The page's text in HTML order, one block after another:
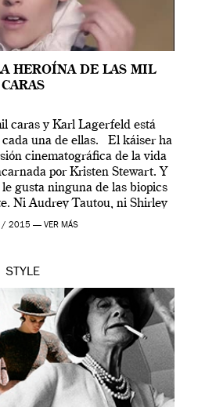
HEROÍNA DE LAS MIL
CARAS
caras y Karl Lagerfeld está
cada una de ellas. El káiser ha
cinematográfica de la vida
por Kristen Stewart. Y
gusta ninguna de las biopics
Ni Audrey Tautou, ni Shirley
otra. A él […]
/ 2015 — VER MÁS
STYLE